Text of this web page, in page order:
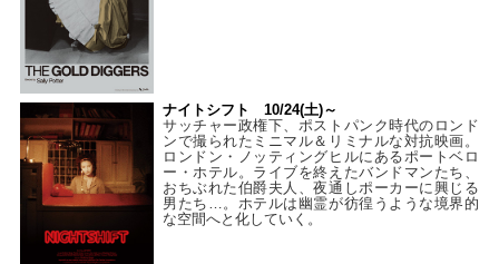
ナイトシフト 10/24(土)～
サッチャー政権下、ポストパンク時代のロンド
ンで撮られたミニマル＆リミナルな対抗映画。
ロンドン・ノッティングヒルにあるポートベロ
ー・ホテル。ライブを終えたバンドマンたち、
おちぶれた伯爵夫人、夜通しポーカーに興じる
男たち…。ホテルは幽霊が彷徨うような境界的
な空間へと化していく。